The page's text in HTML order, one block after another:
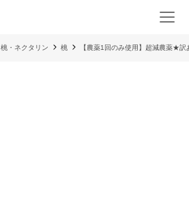
桃・ネクタリン 桃 【農薬1回のみ使用】超減農薬★